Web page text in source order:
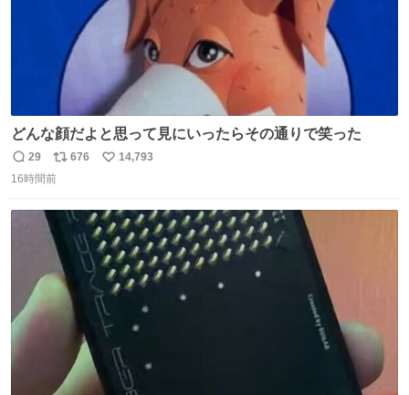
どんな顔だよと思って見にいったらその通りで笑った
返
信
29
リ
ポ
数
676
い
数
14,793
16時間前